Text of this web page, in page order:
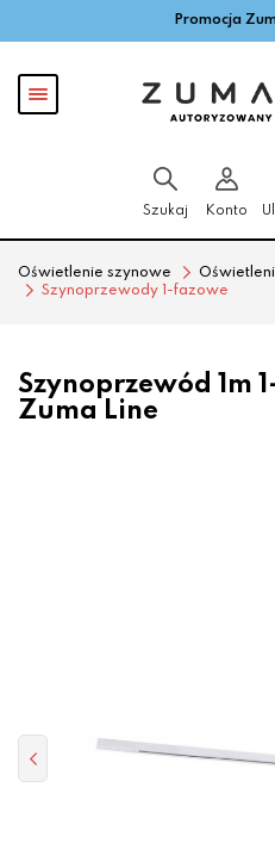
Przejdź
głównego
Przejdź
menu
stopce
Promocja
Pokaż
menu
Szukaj Konto
Oświetlenie szynowe
Szynoprzewody 1-fazowe
Szynoprzewód 1m
Zuma Line